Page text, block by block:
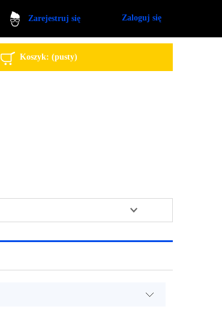
Zarejestruj się Zaloguj się
Koszyk: (pusty)